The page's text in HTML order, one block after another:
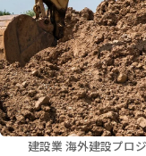
建設業 海外建設プロ